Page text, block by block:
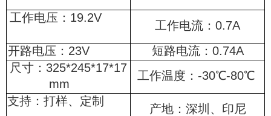
工作电压：19.2V
工作电流：0.7A
开路电压：23V
短路电流：0.74A
尺寸：325*245*17*17
mm
工作温度：-30℃-80℃
支持：打样、定制
产地：深圳、印尼